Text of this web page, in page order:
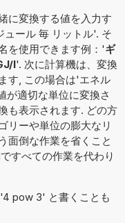
に変換する値を入力す
ール 毎 リットル'. そ
を使用できます例：'ギ
l'. 次に計算機は、変換
す, この場合は'エネル
が適切な単位に変換さ
も表示されます. どの方
リーや単位の膨大なリ
面倒な作業を省くこと
すべての作業を代わり
pow 3' と書くことも